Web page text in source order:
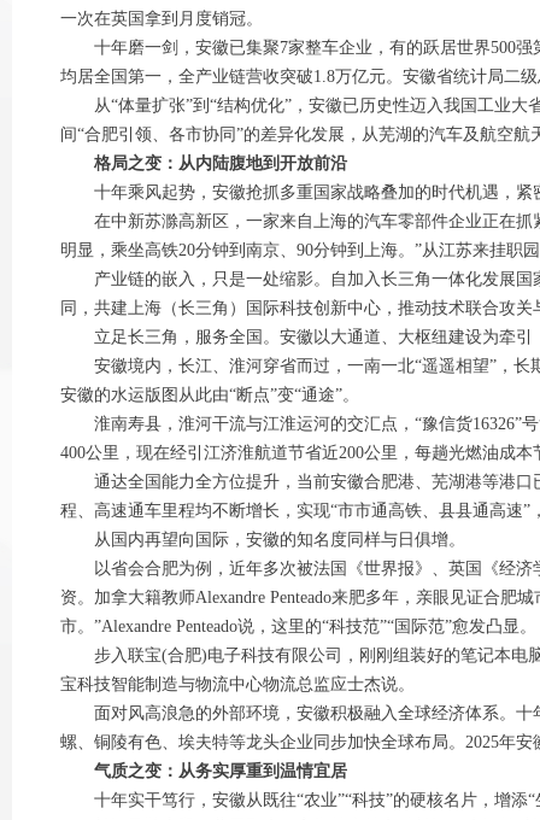
一次在英国拿到月度销冠。
十年磨一剑，安徽已集聚7家整车企业，有的跃居世界500强
均居全国第一，全产业链营收突破1.8万亿元。安徽省统计局二
从“体量扩张”到“结构优化”，安徽已历史性迈入我国工业大
间“合肥引领、各市协同”的差异化发展，从芜湖的汽车及航空
格局之变：从内陆腹地到开放前沿
十年乘风起势，安徽抢抓多重国家战略叠加的时代机遇，紧
在中新苏滁高新区，一家来自上海的汽车零部件企业正在抓
明显，乘坐高铁20分钟到南京、90分钟到上海。”从江苏来挂职
产业链的嵌入，只是一处缩影。自加入长三角一体化发展国
同，共建上海（长三角）国际科技创新中心，推动技术联合攻
立足长三角，服务全国。安徽以大通道、大枢纽建设为牵引
安徽境内，长江、淮河穿省而过，一南一北“遥遥相望”，长
安徽的水运版图从此由“断点”变“通途”。
淮南寿县，淮河干流与江淮运河的交汇点，“豫信货16326”
400公里，现在经引江济淮航道节省近200公里，每趟光燃油成
通达全国能力全方位提升，当前安徽合肥港、芜湖港等港口
程、高速通车里程均不断增长，实现“市市通高铁、县县通高速”
从国内再望向国际，安徽的知名度同样与日俱增。
以省会合肥为例，近年多次被法国《世界报》、英国《经济
资。加拿大籍教师Alexandre Penteado来肥多年，亲眼见证合
市。”Alexandre Penteado说，这里的“科技范”“国际范”愈发凸显。
步入联宝(合肥)电子科技有限公司，刚刚组装好的笔记本电脑
宝科技智能制造与物流中心物流总监应士杰说。
面对风高浪急的外部环境，安徽积极融入全球经济体系。十
螺、铜陵有色、埃夫特等龙头企业同步加快全球布局。2025年
气质之变：从务实厚重到温情宜居
十年实干笃行，安徽从既往“农业”“科技”的硬核名片，增添“